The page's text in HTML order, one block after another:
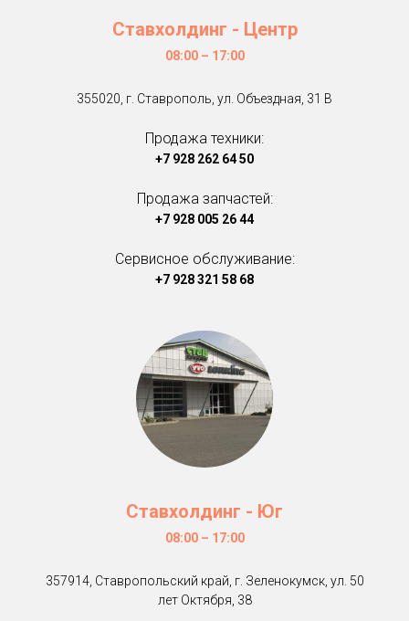
Ставхолдинг - Центр
08:00 – 17:00
355020, г. Ставрополь, ул. Объездная, 31 В
Продажа техники:
+7 928 262 64 50
Продажа запчастей:
+7 928 005 26 44
Сервисное обслуживание:
+7 928 321 58 68
Ставхолдинг - Юг
08:00 – 17:00
357914, Ставропольский край, г. Зеленокумск, ул. 50
лет Октября, 38